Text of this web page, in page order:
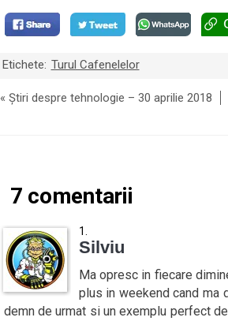
Etichete: Turul Cafenelelor
« Știri despre tehnologie – 30 aprilie 2018
7 comentarii
Silviu
Ma opresc in fiecare
plus in weekend cand ma
demn de urmat si un exemplu perfect